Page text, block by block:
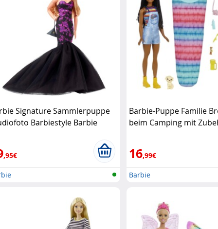
Signature Sammlerpuppe
Barbiestyle Barbie
,95€
Barbie-Puppe Familie
beim Camping mit
16,99€
Barbie